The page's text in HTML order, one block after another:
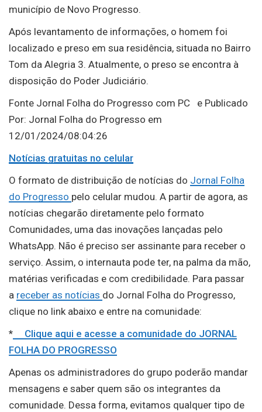
município de Novo Progresso.
Após levantamento de informações, o homem foi
localizado e preso em sua residência, situada no Bairro
Tom da Alegria 3. Atualmente, o preso se encontra à
disposição do Poder Judiciário.
Fonte Jornal Folha do Progresso com PC e Publicado
Por: Jornal Folha do Progresso em
12/01/2024/08:04:26
Notícias gratuitas no celular
O formato de distribuição de notícias do Jornal Folha
do Progresso pelo celular mudou. A partir de agora, as
notícias chegarão diretamente pelo formato
Comunidades, uma das inovações lançadas pelo
WhatsApp. Não é preciso ser assinante para receber o
serviço. Assim, o internauta pode ter, na palma da mão,
matérias verificadas e com credibilidade. Para passar
a receber as notícias do Jornal Folha do Progresso,
clique no link abaixo e entre na comunidade:
* Clique aqui e acesse a comunidade do JORNAL
FOLHA DO PROGRESSO
Apenas os administradores do grupo poderão mandar
mensagens e saber quem são os integrantes da
comunidade. Dessa forma, evitamos qualquer tipo de